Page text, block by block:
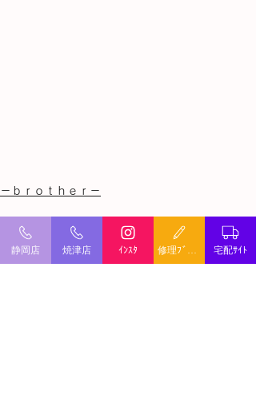
－ｂｒｏｔｈｅｒ－
最新記事 すべて表示
静岡店 焼津店 ｲﾝｽﾀ 宅配ｻｲﾄ